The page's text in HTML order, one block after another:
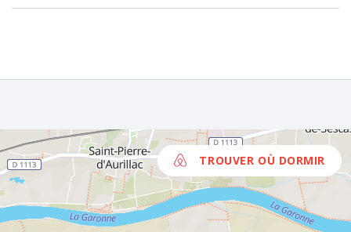
TROUVER OÙ DORMIR